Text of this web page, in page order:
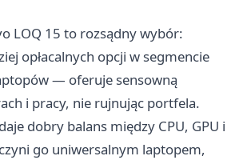
LOQ 15 to rozsądny wybór:
opłacalnych opcji w segmencie
— oferuje sensowną
i pracy, nie rujnując portfela.
dobry balans między CPU, GPU i
go uniwersalnym laptopem,